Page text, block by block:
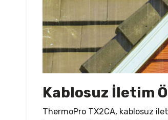
Kablosuz İletim
ThermoPro TX2CA, kablosuz